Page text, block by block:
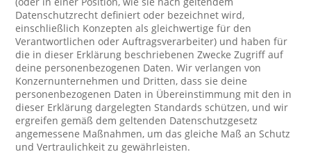
Datenschutzrecht definiert oder bezeichnet wird,
einschließlich Konzepten als gleichwertige für den
Verantwortlichen oder Auftragsverarbeiter) und haben für
die in dieser Erklärung beschriebenen Zwecke Zugriff auf
deine personenbezogenen Daten. Wir verlangen von
Konzernunternehmen und Dritten, dass sie deine
personenbezogenen Daten in Übereinstimmung mit den in
dieser Erklärung dargelegten Standards schützen, und wir
ergreifen gemäß dem geltenden Datenschutzgesetz
angemessene Maßnahmen, um das gleiche Maß an Schutz
und Vertraulichkeit zu gewährleisten.